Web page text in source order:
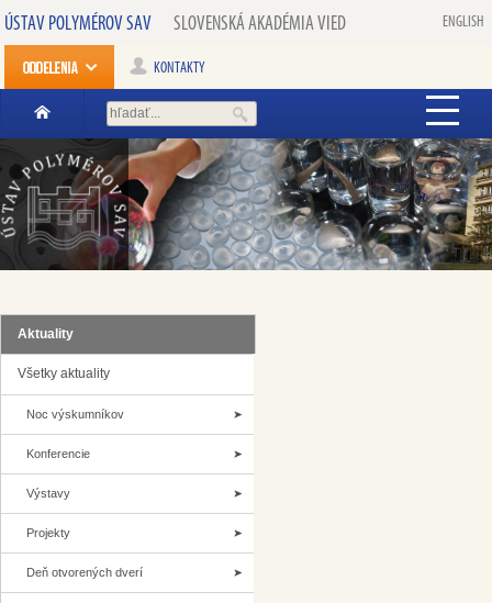
ÚSTAV POLYMÉROV SAV SLOVENSKÁ AKADÉMIA VIED ENGLISH
KONTAKTY
Aktuality
Všetky aktuality
Noc výskumníkov
Konferencie
Výstavy
Projekty
Deň otvorených dverí